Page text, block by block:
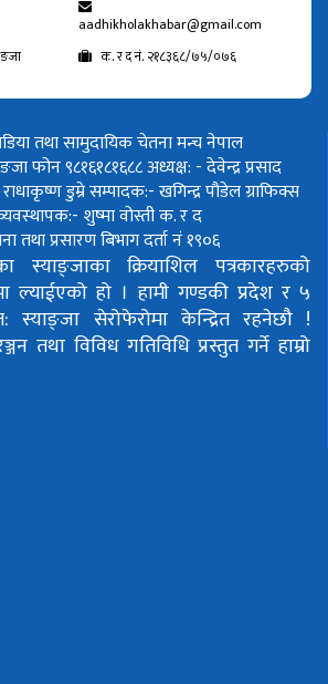
aadhikholakhabar@gmail.com
क. र द नं. २१८३६८/७५/०७६
तथा सामुदायिक चेतना मन्च नेपाल
फोन ९८१६१८१६८८अध्यक्ष: - देवेन्द्र प्रसाद
डुम्रेसम्पादक:- खगिन्द्र पौडेलग्राफिक्स
शुष्मा वोस्तीक. र द
तथा प्रसारण बिभाग दर्ता नं १९०६
स्याङ्जाका क्रियाशिल पत्रकारहरुको
ल्याईएको हो । हामी गण्डकी प्रदेश र ५
स्याङ्जा सेरोफेरोमा केन्द्रित रहनेछौ !
तथा विविध गतिविधि प्रस्तुत गर्ने हाम्रो